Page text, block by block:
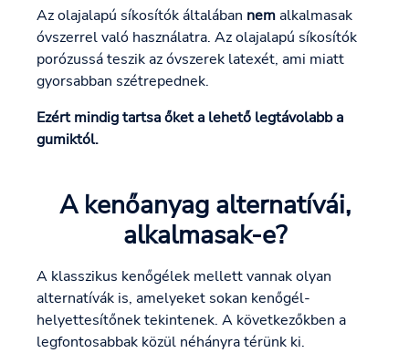
Az olajalapú síkosítók általában nemalkalmasak
óvszerrel való használatra. Az olajalapú síkosítók
porózussá teszik az óvszerek latexét, ami miatt
gyorsabban szétrepednek.
Ezért mindig tartsa őket a lehető legtávolabb a
gumiktól.
A kenőanyag alternatívái,
alkalmasak-e?
A klasszikus kenőgélek mellett vannak olyan
alternatívák is, amelyeket sokan kenőgél-
helyettesítőnek tekintenek. A következőkben a
legfontosabbak közül néhányra térünk ki.